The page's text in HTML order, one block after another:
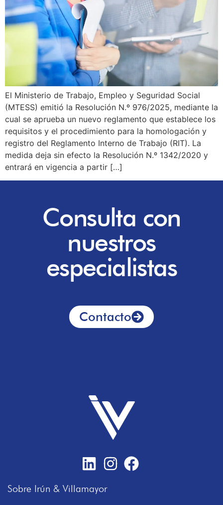
El Ministerio de Trabajo, Empleo y Seguridad Social
(MTESS) emitió la Resolución N.º 976/2025, mediante la
cual se aprueba un nuevo reglamento que establece los
requisitos y el procedimiento para la homologación y
registro del Reglamento Interno de Trabajo (RIT). La
medida deja sin efecto la Resolución N.º 1342/2020 y
entrará en vigencia a partir […]
Consulta con
nuestros
especialistas
Contacto
Sobre Irún & Villamayor